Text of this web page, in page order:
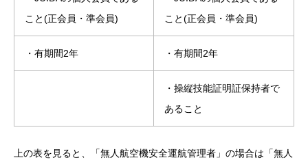
こと(正会員・準会員)
こと(正会員・準会員)
・有期間2年 ・有期間2年
・操縦技能証明証保持者で
あること
上の表を見ると、「無人航空機安全運航管理者」の場合は「無人